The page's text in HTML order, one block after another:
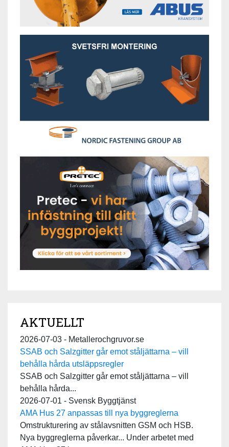
AKTUELLT
2026-07-03 - Metallerochgruvor.se
SSAB och Salzgitter går emot ståljättarna – vill
behålla hårda utsläppsregler
SSAB och Salzgitter går emot ståljättarna – vill
behålla hårda...
2026-07-01 - Svensk Byggtjänst
AMA Hus 27 anpassas till nya byggreglerna
Omstrukturering av stålavsnitten GSM och HSB.
Nya byggreglerna påverkar... Under arbetet med